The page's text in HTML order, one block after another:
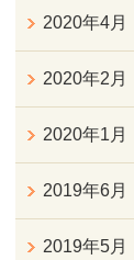
2020年4月
2020年2月
2020年1月
2019年6月
2019年5月